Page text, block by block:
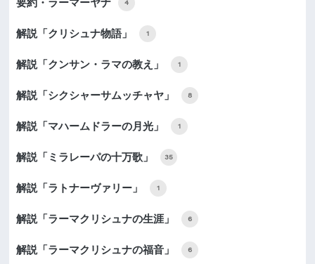
要約・ラーマーヤナ 4
解説「クリシュナ物語」 1
解説「クンサン・ラマの教え」 1
解説「シクシャーサムッチャヤ」 8
解説「マハームドラーの月光」 1
解説「ミラレーパの十万歌」 35
解説「ラトナーヴァリー」 1
解説「ラーマクリシュナの生涯」 6
解説「ラーマクリシュナの福音」 6